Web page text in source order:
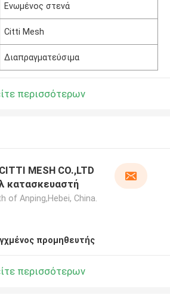
Ενωμένος στενά
Citti Mesh
Διαπραγματεύσιμα
περισσότερων
MESH CO.,LTD
κατασκευαστή
of Anping,Hebei, China.
προμηθευτής
περισσότερων